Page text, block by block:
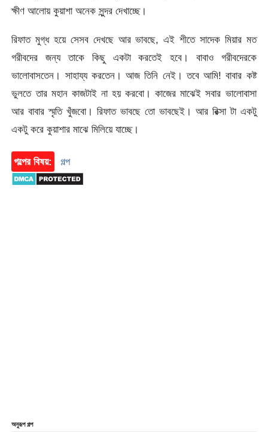
ক্ষীণ আলোয় কুয়াশা অনেক সুন্দর দেখাচ্ছে।
রিফাত মুগ্ধ হয়ে সেসব দেখছে আর ভাবছে, এই শীতে সাদেক মিয়ার মত
গরীবদের জন্য তাকে কিছু একটা করতেই হবে। বাবাও গরীবদেরকে
ভালোবাসতেন। সাহায্য করতেন। আজ তিনি নেই। তবে আমি! বাবার কষ্ট
ভুলতে তার মহান কাজটাই না হয় করবো। কাজের মাঝেই সবার ভালোবাসা
আর বাবার স্মৃতি খুঁজবো। রিফাত ভাবছে তো ভাবছেই। আর রিক্সা টা একটু
একটু করে কুয়াশার মাঝে মিলিয়ে যাচ্ছে।
গল্পের বিষয়: গল্প
অনুরূপ গল্প